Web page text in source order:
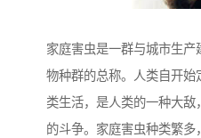
家庭害虫是一群与城市生
物种群的总称。人类自开
类生活，是人类的一种大
的斗争。家庭害虫种类繁多